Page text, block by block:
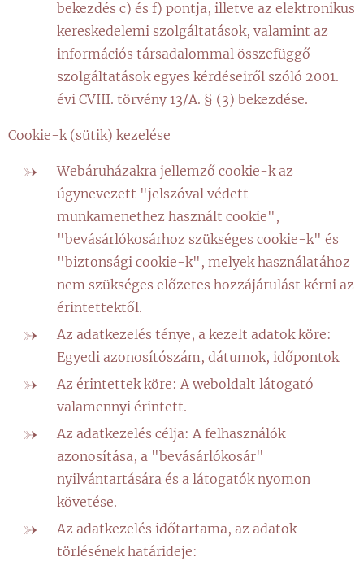
bekezdés c) és f) pontja, illetve az elektronikus
kereskedelemi szolgáltatások, valamint az
információs társadalommal összefüggő
szolgáltatások egyes kérdéseiről szóló 2001.
évi CVIII. törvény 13/A. § (3) bekezdése.
Cookie-k (sütik) kezelése
Webáruházakra jellemző cookie-k az
úgynevezett "jelszóval védett
munkamenethez használt cookie",
"bevásárlókosárhoz szükséges cookie-k" és
"biztonsági cookie-k", melyek használatához
nem szükséges előzetes hozzájárulást kérni az
érintettektől.
Az adatkezelés ténye, a kezelt adatok köre:
Egyedi azonosítószám, dátumok, időpontok
Az érintettek köre: A weboldalt látogató
valamennyi érintett.
Az adatkezelés célja: A felhasználók
azonosítása, a "bevásárlókosár"
nyilvántartására és a látogatók nyomon
követése.
Az adatkezelés időtartama, az adatok
törlésének határideje: